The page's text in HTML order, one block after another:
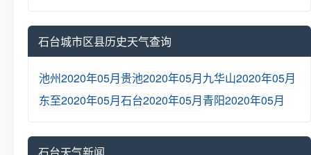
石台城市区县历史天气查询
池州2020年05月贵池2020年05月九华山2020年05月
东至2020年05月石台2020年05月青阳2020年05月
石台天气新闻